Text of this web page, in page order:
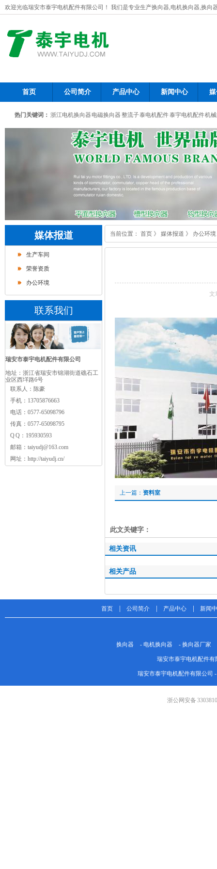
欢迎光临瑞安市泰宇电机配件有限公司！ 我们是专业生产换向器,电机换向器,换向
首页 公司简介 产品中心 新闻中心
热门关键词： 浙江电机换向器 电磁换向器 整流子泰电机配件泰宇电机配件机
媒体报道
生产车间
荣誉资质
办公环境
联系我们
瑞安市泰宇电机配件有限公司
地址：浙江省瑞安市锦湖街道礁石工
业区西垟路6号
联系人： 陈豪
手机： 13705876663
电话：0577-65098796
传真： 0577-65098795
Q Q： 195930593
邮箱： taiyudj@163.com
网址： http://taiyudj.cn/
当前位置： 首页 》 媒体报道 》 办公环境
文
上一篇： 资料室
此文关键字：
相关资讯
相关产品
首页 | 公司简介 | 产品中心 | 新闻
换向器 - 电机换向器 - 换向器厂家
瑞安市泰宇电机配件
瑞安市泰宇电机配件有限公司
浙公网安备